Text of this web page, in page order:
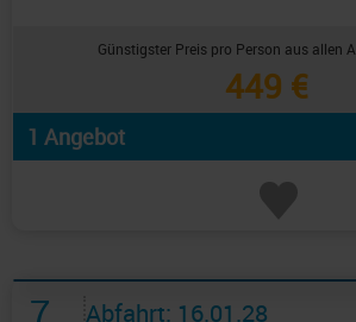
Günstigster Preis pro Person aus allen
449 €
1 Angebot
Abfahrt: 16.01.28